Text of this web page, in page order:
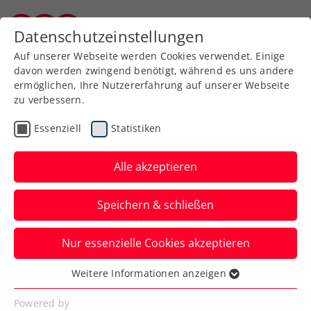
Zurück zur Newsübersicht
Turniere
Noch einmal Thiemstag
bei den Erste Bank Open
Dominic Thiem startet seine ATP-
Abschiedsvorstellung in Wien gegen
Luciano Darderi aus Italien.
Verfasst von: Presseaussendung / Redaktion, 21.10.2024
Datenschutzeinstellungen
Auf unserer Webseite werden Cookies verwendet. Einige
davon werden zwingend benötigt, während es uns andere
ermöglichen, Ihre Nutzererfahrung auf unserer Webseite
zu verbessern.
Essenziell Statistiken
Alle akzeptieren
Speichern & schließen
Nur essenzielle Cookies akzeptieren
Essenziell
Essenzielle Cookies werden für grundlegende
Weitere Informationen anzeigen
Powered by